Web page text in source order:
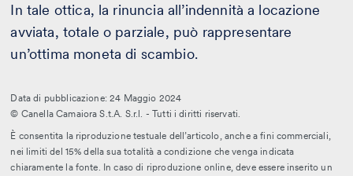
In tale ottica, la rinuncia all’indennità a locazione
avviata, totale o parziale, può rappresentare
un’ottima moneta di scambio.
Data di pubblicazione: 24 Maggio 2024
© Canella Camaiora S.t.A. S.r.l. - Tutti i diritti riservati.
È consentita la riproduzione testuale dell’articolo, anche a fini commerciali,
nei limiti del 15% della sua totalità a condizione che venga indicata
chiaramente la fonte. In caso di riproduzione online, deve essere inserito un